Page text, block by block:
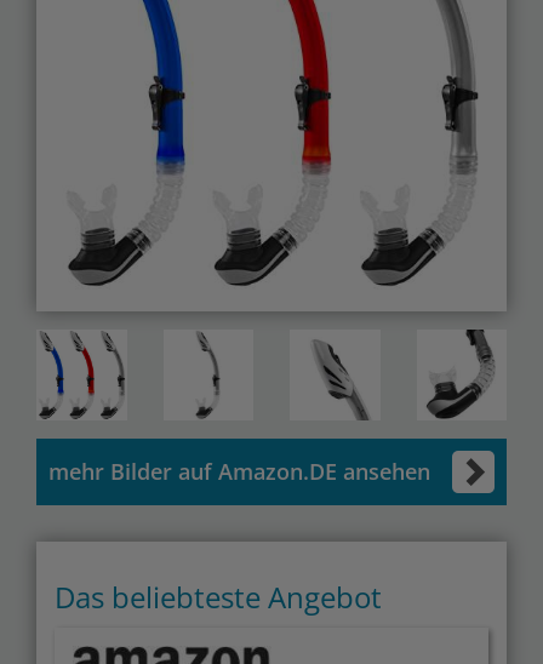
mehr Bilder auf Amazon.DE ansehen
Das beliebteste Angebot